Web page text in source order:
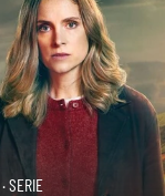
· SERIE